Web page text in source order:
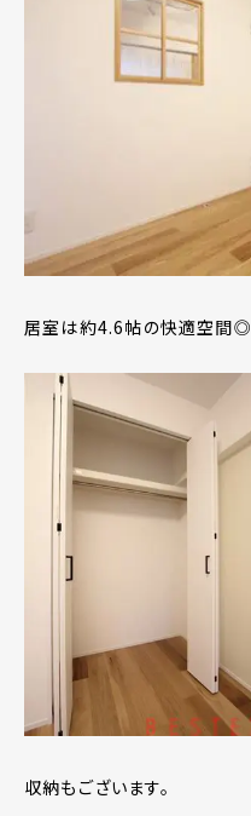
居室は約4.6帖の快適空間◎
収納もございます。